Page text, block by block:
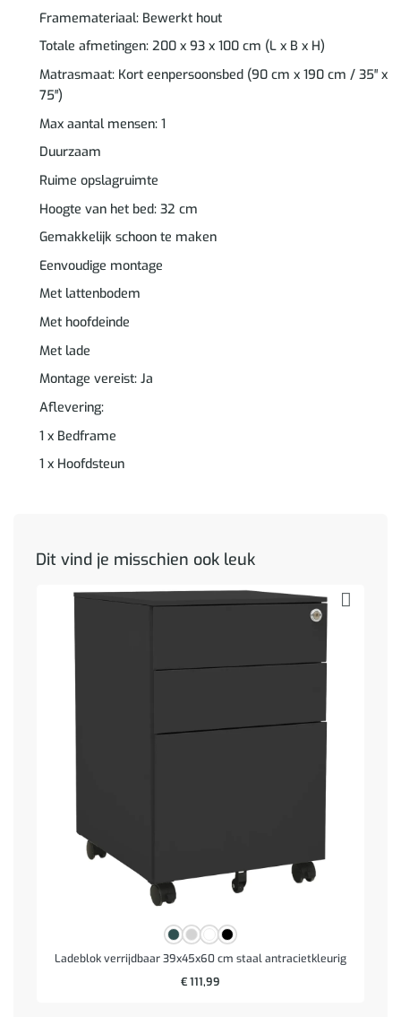
Framemateriaal: Bewerkt hout
Totale afmetingen: 200 x 93 x 100 cm (L x B x H)
Matrasmaat: Kort eenpersoonsbed (90 cm x 190 cm / 35″ x
75″)
Max aantal mensen: 1
Duurzaam
Ruime opslagruimte
Hoogte van het bed: 32 cm
Gemakkelijk schoon te maken
Eenvoudige montage
Met lattenbodem
Met hoofdeinde
Met lade
Montage vereist: Ja
Aflevering:
1 x Bedframe
1 x Hoofdsteun
Dit vind je misschien ook leuk
Ladeblok verrijdbaar 39x45x60 cm staal antracietkleurig
€111,99